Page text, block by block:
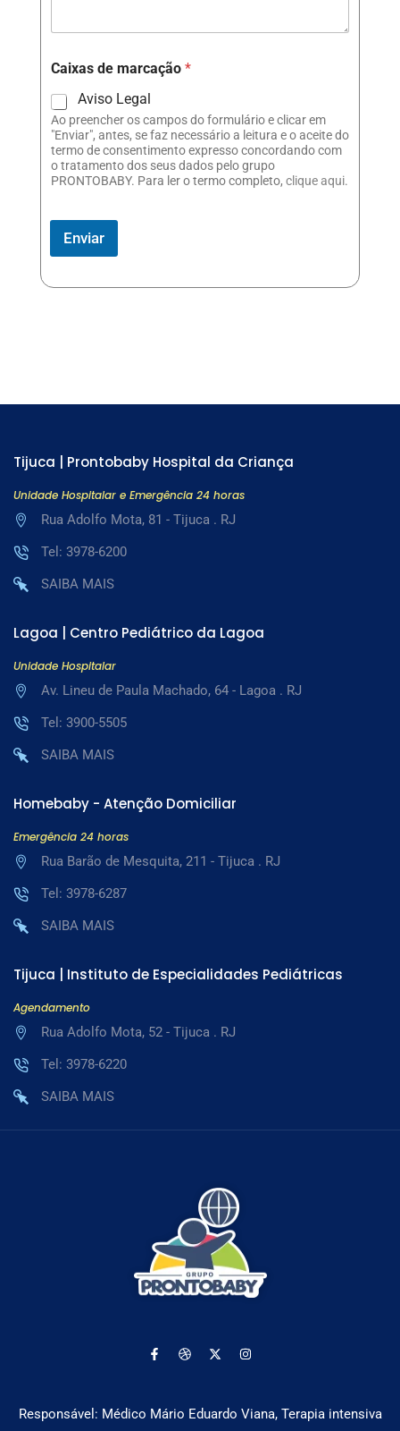
Caixas de marcação *
Aviso Legal
Ao preencher os campos do formulário e clicar em
"Enviar", antes, se faz necessário a leitura e o aceite do
termo de consentimento expresso concordando com
o tratamento dos seus dados pelo grupo
PRONTOBABY. Para ler o termo completo, clique aqui.
Enviar
Tijuca | Prontobaby Hospital da Criança
Unidade Hospitalar e Emergência 24 horas
Rua Adolfo Mota, 81 - Tijuca . RJ
Tel: 3978-6200
SAIBA MAIS
Lagoa | Centro Pediátrico da Lagoa
Unidade Hospitalar
Av. Lineu de Paula Machado, 64 - Lagoa . RJ
Tel: 3900-5505
SAIBA MAIS
Homebaby - Atenção Domiciliar
Emergência 24 horas
Rua Barão de Mesquita, 211 - Tijuca . RJ
Tel: 3978-6287
SAIBA MAIS
Tijuca | Instituto de Especialidades Pediátricas
Agendamento
Rua Adolfo Mota, 52 - Tijuca . RJ
Tel: 3978-6220
SAIBA MAIS
Responsável: Médico Mário Eduardo Viana, Terapia intensiva